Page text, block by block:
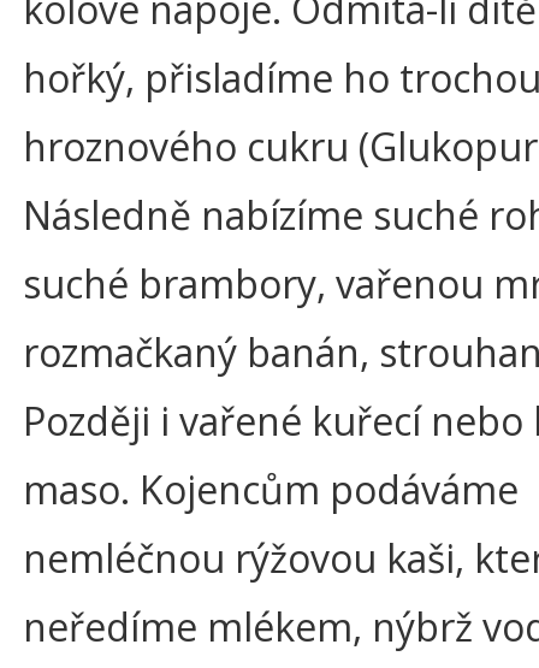
hořký, přisladíme ho
hroznového cukru
Následně nabízíme suché
suché brambory, vařenou
rozmačkaný banán,
Později i vařené kuřecí nebo
maso. Kojencům podáváme
nemléčnou rýžovou kaši,
neředíme mlékem, nýbrž